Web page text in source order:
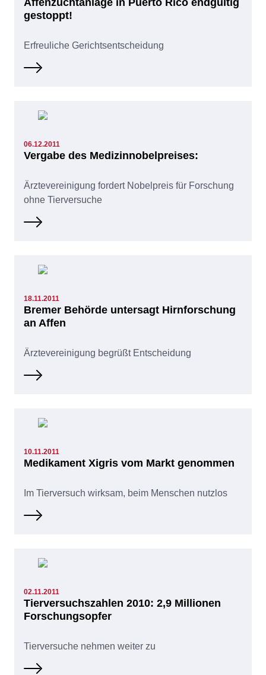
gestoppt!
Erfreuliche Gerichtsentscheidung
06.12.2011
Vergabe des Medizinnobelpreises:
Ärztevereinigung fordert Nobelpreis für Forschung
ohne Tierversuche
18.11.2011
Bremer Behörde untersagt Hirnforschung
an Affen
Ärztevereinigung begrüßt Entscheidung
10.11.2011
Medikament Xigris vom Markt genommen
Im Tierversuch wirksam, beim Menschen nutzlos
02.11.2011
Tierversuchszahlen 2010: 2,9 Millionen
Forschungsopfer
Tierversuche nehmen weiter zu